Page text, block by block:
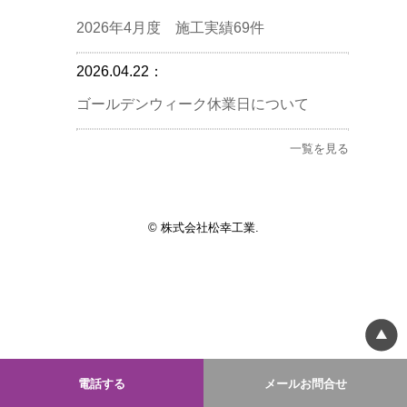
2026年4月度 施工実績69件
2026.04.22：
ゴールデンウィーク休業日について
一覧を見る
© 株式会社松幸工業.
電話する メールお問合せ